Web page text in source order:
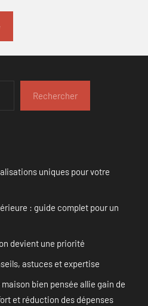
Rechercher
uniques pour votre
: guide complet pour un
devient une priorité
astuces et expertise
bien pensée allie gain de
et réduction des dépenses